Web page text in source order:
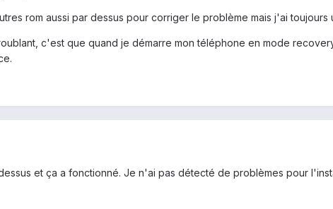
rom aussi par dessus pour corriger le problème mais j'ai
c'est que quand je démarre mon téléphone en mode
et ça a fonctionné. Je n'ai pas détecté de problèmes pour